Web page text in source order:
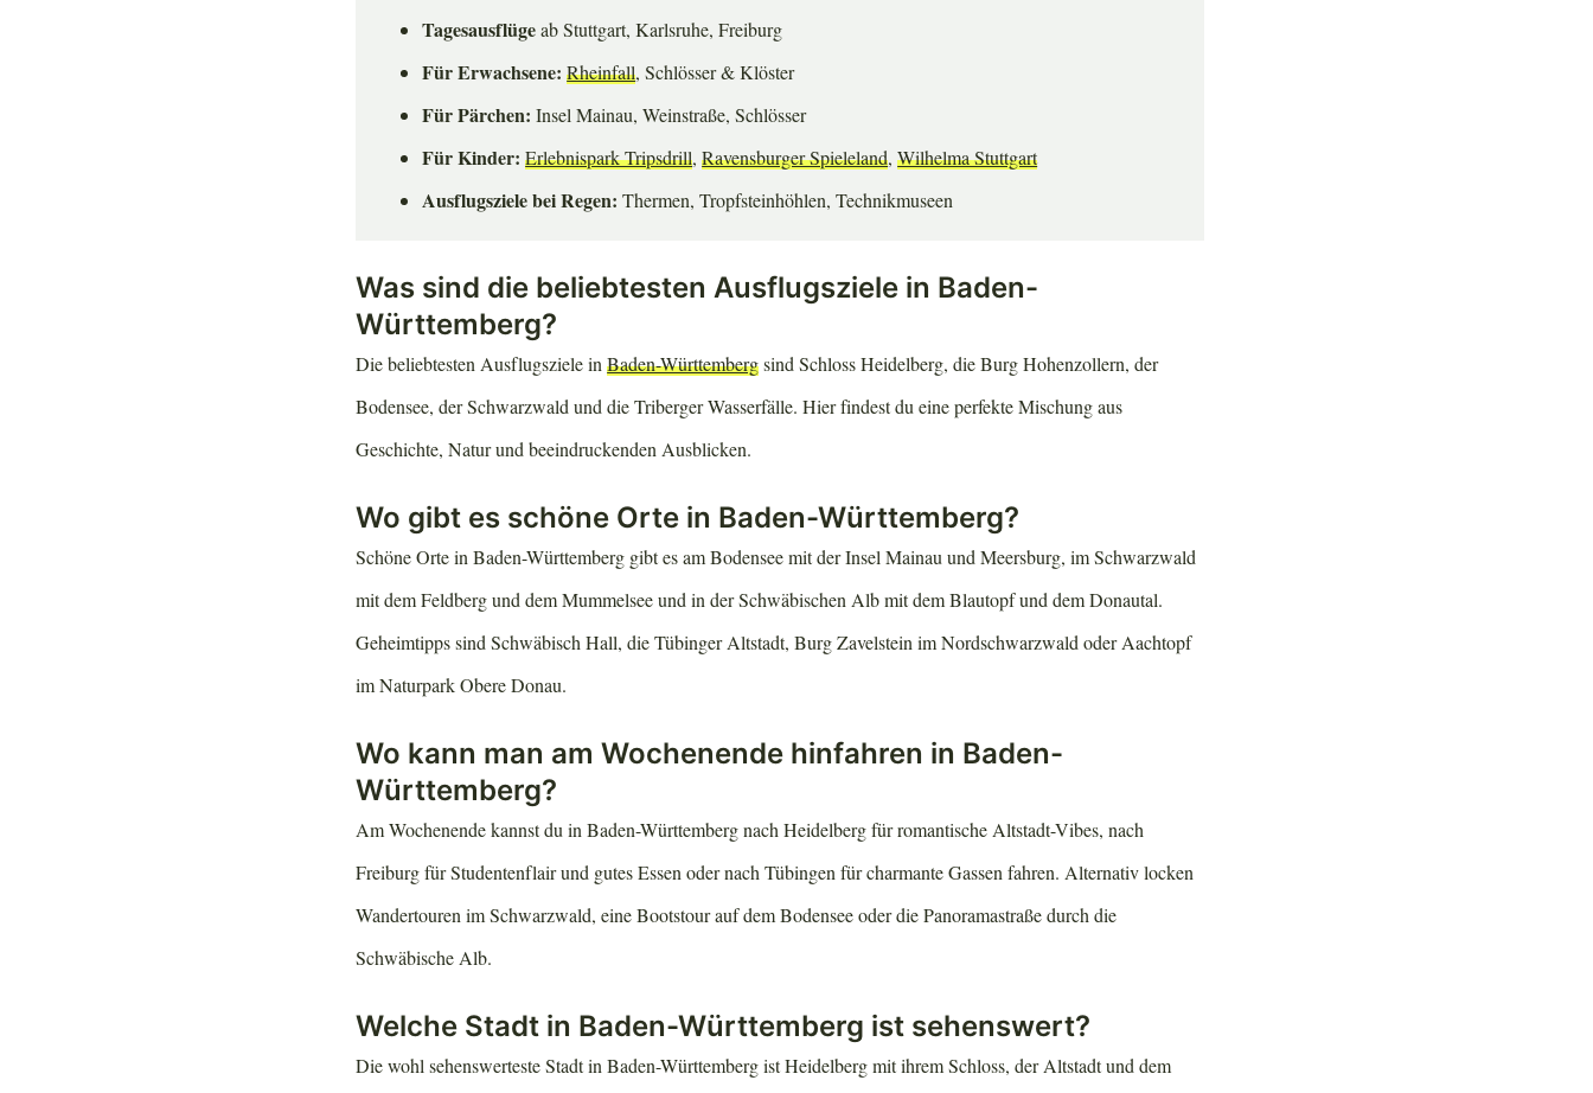
Tagesausflügeab Stuttgart, Karlsruhe, Freiburg
Für Erwachsene: Rheinfall, Schlösser & Klöster
Für Pärchen: Insel Mainau, Weinstraße, Schlösser
Für Kinder: Erlebnispark Tripsdrill,Ravensburger Spieleland,Wilhelma Stuttgart
Ausflugsziele bei Regen: Thermen, Tropfsteinhöhlen, Technikmuseen
Was sind die beliebtesten Ausflugsziele in Baden-
Württemberg?
Die beliebtesten Ausflugsziele inBaden-Württembergsind Schloss Heidelberg, die Burg Hohenzollern, der
Bodensee, der Schwarzwald und die Triberger Wasserfälle. Hier findest du eine perfekte Mischung aus
Geschichte, Natur und beeindruckenden Ausblicken.
Wo gibt es schöne Orte in Baden-Württemberg?
Schöne Orte in Baden-Württemberg gibt es am Bodensee mit der Insel Mainau und Meersburg, im Schwarzwald
mit dem Feldberg und dem Mummelsee und in der Schwäbischen Alb mit dem Blautopf und dem Donautal.
Geheimtipps sind Schwäbisch Hall, die Tübinger Altstadt, Burg Zavelstein im Nordschwarzwald oder Aachtopf
im Naturpark Obere Donau.
Wo kann man am Wochenende hinfahren in Baden-
Württemberg?
Am Wochenende kannst du in Baden-Württemberg nach Heidelberg für romantische Altstadt-Vibes, nach
Freiburg für Studentenflair und gutes Essen oder nach Tübingen für charmante Gassen fahren. Alternativ locken
Wandertouren im Schwarzwald, eine Bootstour auf dem Bodensee oder die Panoramastraße durch die
Schwäbische Alb.
Welche Stadt in Baden-Württemberg ist sehenswert?
Die wohl sehenswerteste Stadt in Baden-Württemberg ist Heidelberg mit ihrem Schloss, der Altstadt und dem